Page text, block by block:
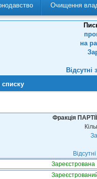
Очищення
на
списку
Фракція
Зареєстрована